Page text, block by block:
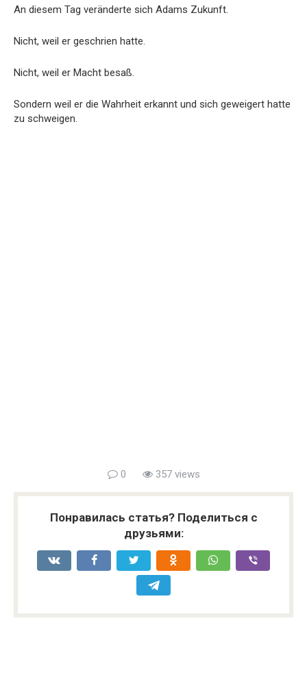
An diesem Tag veränderte sich Adams Zukunft.
Nicht, weil er geschrien hatte.
Nicht, weil er Macht besaß.
Sondern weil er die Wahrheit erkannt und sich geweigert hatte
zu schweigen.
0 357 views
Понравилась статья? Поделиться с
друзьями: